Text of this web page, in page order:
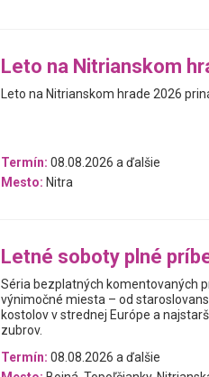
Leto na Nitrianskom
Leto na Nitrianskom hrade 2026
Termín: 08.08.2026 a ďalšie
Mesto: Nitra
Letné soboty plné
Séria bezplatných komentovaných
výnimočné miesta – od
kostolov v strednej Európe a
zubrov.
Termín: 08.08.2026 a ďalšie